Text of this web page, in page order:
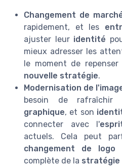
Changement de
rapidement, et les
ajuster leur identité
mieux adresser les
le moment de repenser
nouvelle stratégie.
Modernisation de
besoin de rafraîchir
graphique, et son
connecter avec l'
actuels. Cela peut
changement de logo
complète de la stratégie